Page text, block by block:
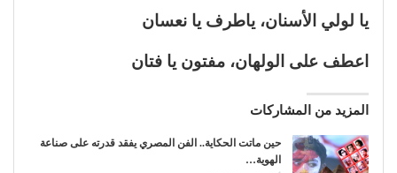
يا لولي الأسنان، ياطرف يا نعسان
اعطف على الولهان، مفتون يا فتان
المزيد من المشاركات
حين ماتت الحكاية.. الفن المصري يفقد قدرته على صناعة
الهوية…